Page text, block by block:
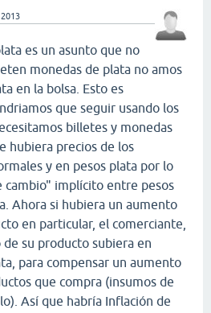
es un asunto que no
monedas de plata no amos
en la bolsa. Esto es
que seguir usando los
billetes y monedas
hubiera precios de los
y en pesos plata por lo
cambio" implícito entre pesos
Ahora si hubiera un aumento
en particular, el comerciante,
su producto subiera en
para compensar un aumento
que compra (insumos de
Así que habría Inflación de